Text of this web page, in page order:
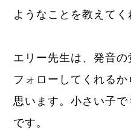
ようなことを教えてく
エリー先生は、発音
フォローしてくれる
思います。小さい子
です。